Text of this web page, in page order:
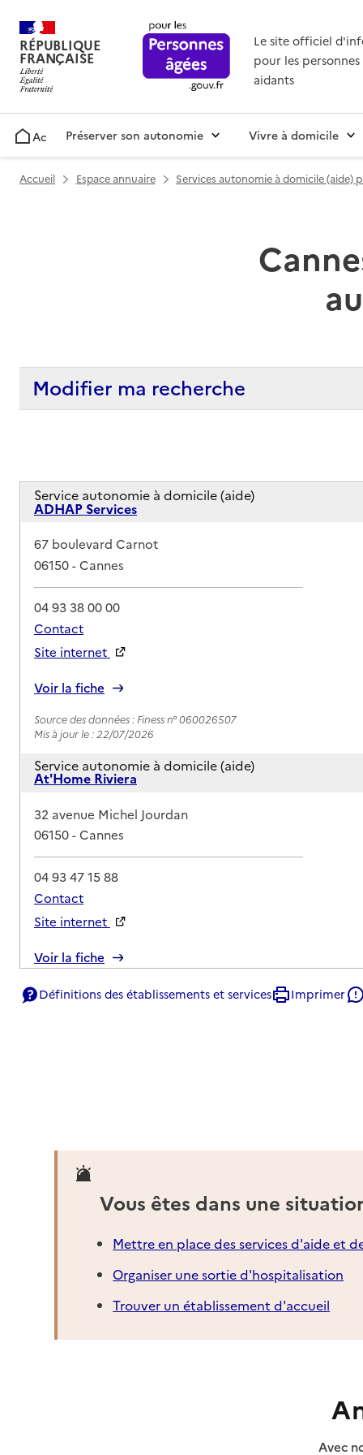
RÉPUBLIQUE
FRANÇAISE
Le site officiel
pour les personnes
aidants
AccueilPréserver son autonomie Vivre à domicile
Accueil Espace annuaire Services autonomie à domicile (aide)
Modifier ma recherche
Service autonomie à domicile (aide)
ADHAP Services
Adresse
67 boulevard Carnot
06150-Cannes
04 93 38 00 00
Contact
Site internet
Voir la fiche
Source des données : Finess n° 060026507
Mis à jour le : 22/07/2026
Service autonomie à domicile (aide)
At'Home Riviera
Adresse
32 avenue Michel Jourdan
06150-Cannes
04 93 47 15 88
Contact
Site internet
Voir la fiche
Source des données : Finess n° 060028966
Mis à jour le : 23/07/2026
04 27 04 28 24
Contact
Rapport HAS
Mis à jour le : 23/07/2026
Service autonomie à domicile (aide)
Définitions des établissements et services Imprimer
Vous êtes dans une
Mettre en place des services d'aide et
Organiser une sortie d'hospitalisation
Trouver un établissement d'accueil
Avec